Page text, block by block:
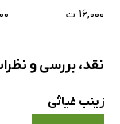
۱۶,۰۰۰ ت
نقد، بررسی و
زینب غیاثی